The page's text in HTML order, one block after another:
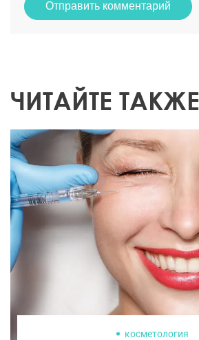
Отправить комментарий
ЧИТАЙТЕ ТАКЖЕ
косметология